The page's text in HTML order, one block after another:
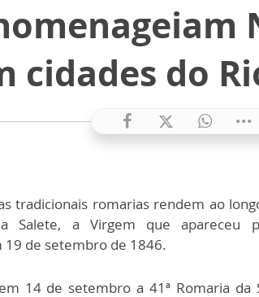
cidades do
tradicionais romarias rendem ao
Salete, a Virgem que apareceu
19 de setembro de 1846.
14 de setembro a 41ª Romaria da